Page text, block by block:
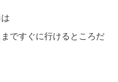
ですぐに行けるところだ